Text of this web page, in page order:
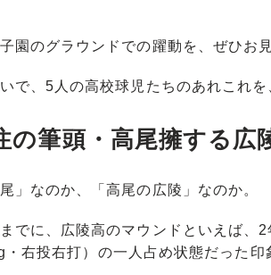
園のグラウンドでの躍動を、ぜひお見
で、5人の高校球児たちのあれこれを
の筆頭・高尾擁する広
」なのか、「高尾の広陵」なのか。
でに、広陵高のマウンドといえば、2
右投右打）の一人占め状態だった印